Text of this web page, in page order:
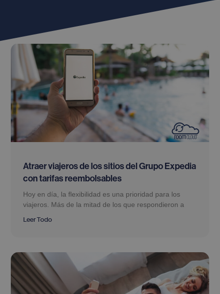
Atraer viajeros de los sitios del Grupo Expedia
con tarifas reembolsables
Hoy en día, la flexibilidad es una prioridad para los
viajeros. Más de la mitad de los que respondieron a
Leer Todo